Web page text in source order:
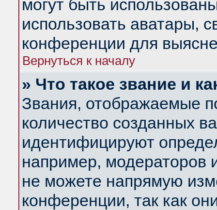
могут быть
использовать аватары,
конференции для
Вернуться к началу
» Что такое звание и
Звания, отображаемые
количество созданных
идентифицируют
например, модераторов
не можете напрямую
конференции, так как